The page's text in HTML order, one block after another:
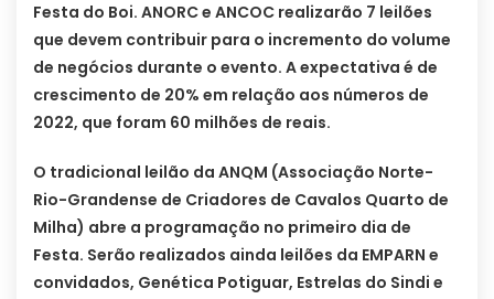
Festa do Boi. ANORC e ANCOC realizarão 7 leilões
que devem contribuir para o incremento do volume
de negócios durante o evento. A expectativa é de
crescimento de 20% em relação aos números de
2022, que foram 60 milhões de reais.
O tradicional leilão da ANQM (Associação Norte-
Rio-Grandense de Criadores de Cavalos Quarto de
Milha) abre a programação no primeiro dia de
Festa. Serão realizados ainda leilões da EMPARN e
convidados, Genética Potiguar, Estrelas do Sindi e